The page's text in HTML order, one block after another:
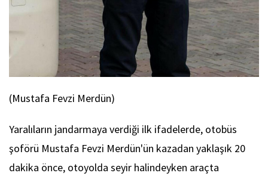
(Mustafa Fevzi Merdün)
Yaralıların jandarmaya verdiği ilk ifadelerde, otobüs
şoförü Mustafa Fevzi Merdün'ün kazadan yaklaşık 20
dakika önce, otoyolda seyir halindeyken araçta